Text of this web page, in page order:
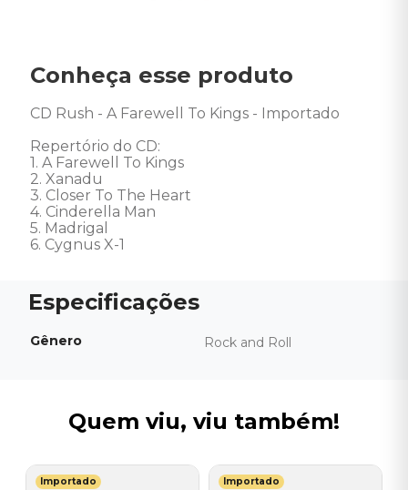
Conheça esse produto
CD Rush - A Farewell To Kings - Importado
Repertório do CD:
1. A Farewell To Kings
2. Xanadu
3. Closer To The Heart
4. Cinderella Man
5. Madrigal
6. Cygnus X-1
Gênero Rock and Roll
Quem viu, viu também!
Importado Importado